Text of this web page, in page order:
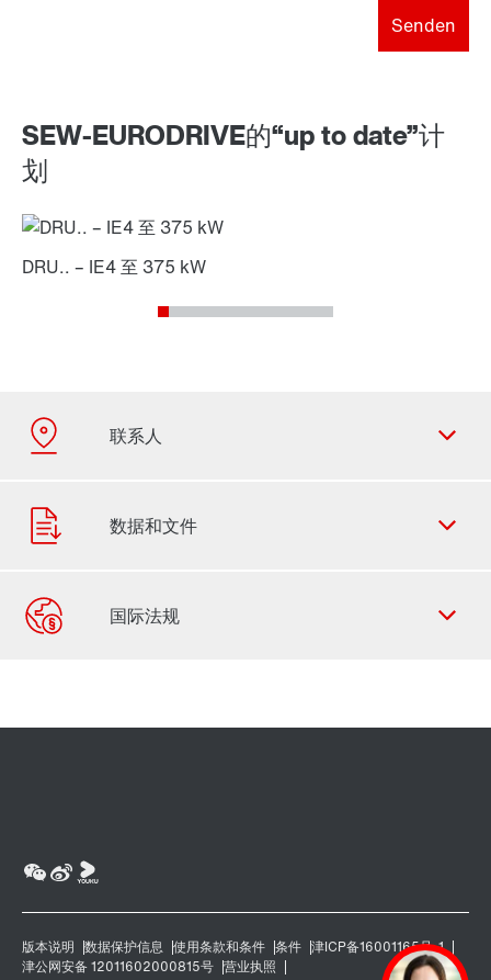
Senden
SEW-EURODRIVE的“up to date”计
划